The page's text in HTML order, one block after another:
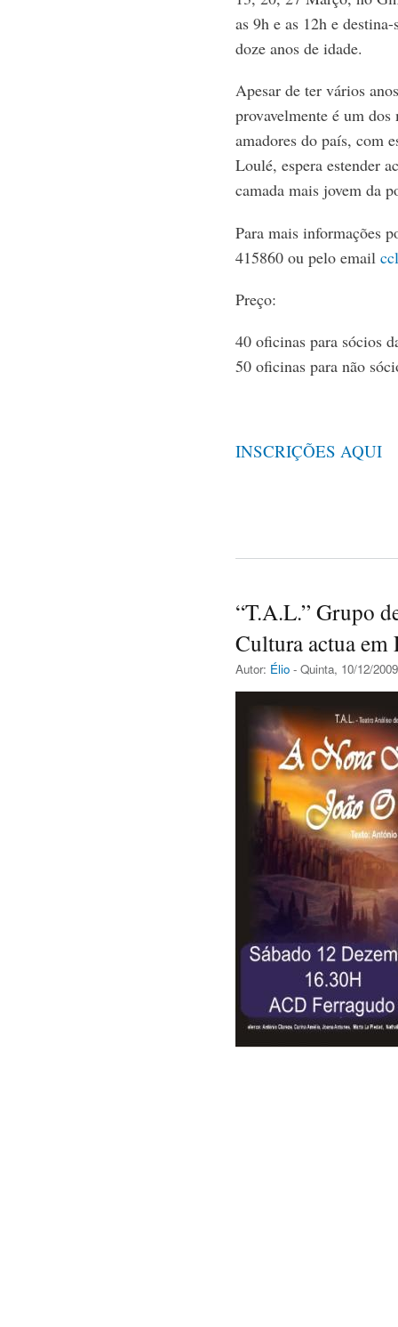
as 9h e as 12h e
doze anos de idade.
Apesar de ter vários
provavelmente é um
amadores do país, com
Loulé, espera estender
camada mais jovem da
Para mais informações
415860 ou pelo email
Preço:
40 oficinas para sócios
50 oficinas para não
INSCRIÇÕES AQUI
“T.A.L.” Grupo
Cultura actua em
Autor: Élio - Quinta, 10/12/